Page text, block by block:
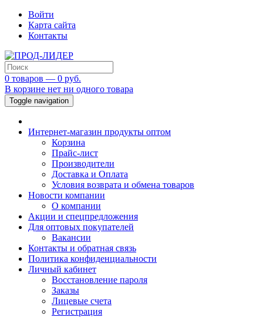
Войти
Карта сайта
Контакты
0 товаров — 0 руб.
В корзине нет ни одного товара
Toggle navigation
Интернет-магазин продукты оптом
Корзина
Прайс-лист
Производители
Доставка и Оплата
Условия возврата и обмена товаров
Новости компании
О компании
Акции и спецпредложения
Для оптовых покупателей
Вакансии
Контакты и обратная связь
Политика конфиденциальности
Личный кабинет
Восстановление пароля
Заказы
Лицевые счета
Регистрация